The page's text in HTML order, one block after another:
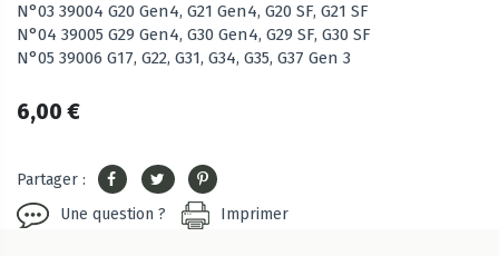
N°03 39004 G20 Gen4, G21 Gen4, G20 SF, G21 SF
N°04 39005 G29 Gen4, G30 Gen4, G29 SF, G30 SF
N°05 39006 G17, G22, G31, G34, G35, G37 Gen 3
6,00 €
Partager :
Une question ?
Imprimer